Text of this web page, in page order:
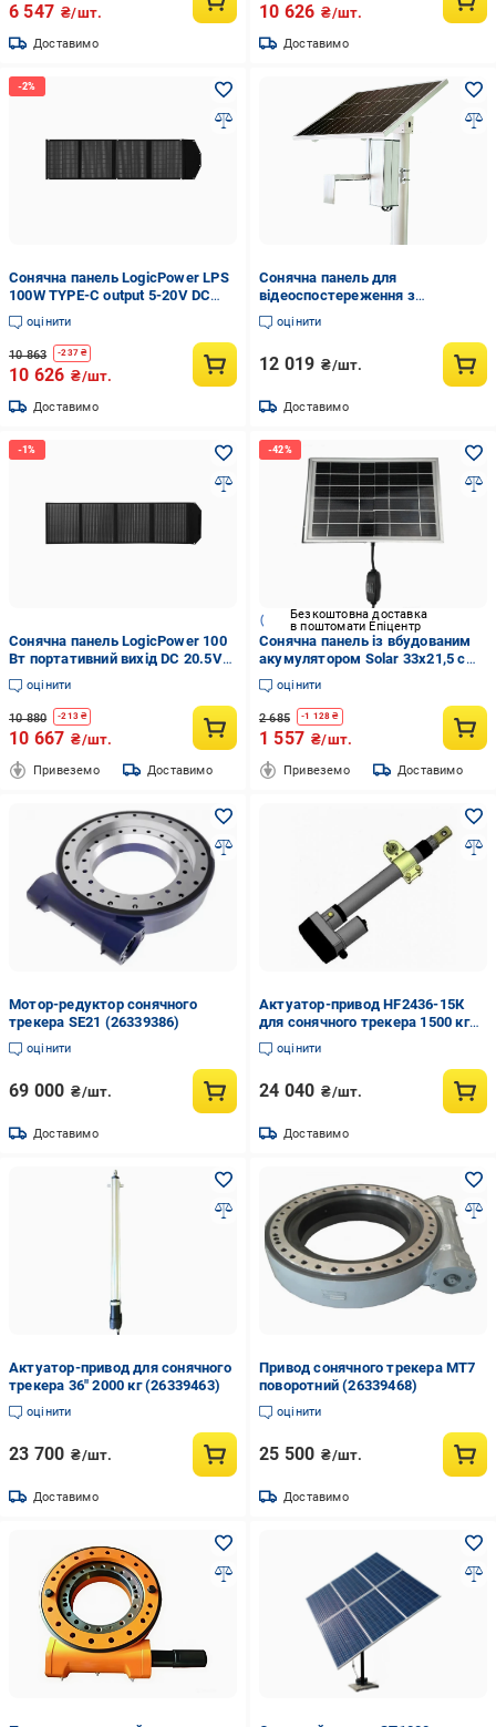
6 547 ₴/шт.
Доставимо
10 626 ₴/шт.
Доставимо
Сонячна панель LogicPower LPS
100W TYPE-C output 5-20V DС
IP67 (25878707)
оцінити
10 863 -237 ₴
10 626 ₴/шт.
Доставимо
Сонячна панель для
відеоспостереження з
акумулятором GreenVision
(26454063)
оцінити
12 019 ₴/шт.
Доставимо
Сонячна панель LogicPower 100
Вт портативний вихід DC 20.5V
вологозахист IP67 (624273)
оцінити
10 880 -213 ₴
10 667 ₴/шт.
Привеземо Доставимо
Безкоштовна доставка
в поштомати Епіцентр
Сонячна панель із вбудованим
акумулятором Solar 33х21,5 см
12W 3V 6000 mAh для вуличних
гірлянд під патрон E27
оцінити
2 685 -1 128 ₴
1 557 ₴/шт.
Привеземо Доставимо
Мотор-редуктор сонячного
трекера SE21 (26339386)
оцінити
69 000 ₴/шт.
Доставимо
Актуатор-привод HF2436-15К
для сонячного трекера 1500 кг
36" (26339509)
оцінити
24 040 ₴/шт.
Доставимо
Актуатор-привод для сонячного
трекера 36" 2000 кг (26339463)
оцінити
23 700 ₴/шт.
Доставимо
Привод сонячного трекера МТ7
поворотний (26339468)
оцінити
25 500 ₴/шт.
Доставимо